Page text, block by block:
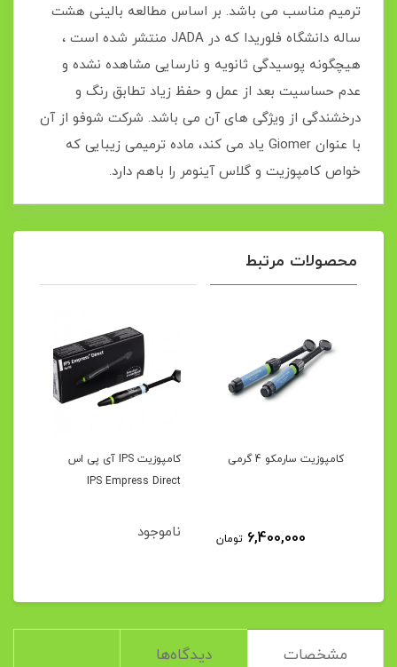
ترمیم مناسب می باشد. بر اساس مطالعه بالینی هشت
ساله دانشگاه فلوریدا که در JADA منتشر شده است ،
هیچگونه پوسیدگی ثانویه و نارسایی مشاهده نشده و
عدم حساسیت بعد از عمل و حفظ زیاد تطابق رنگ و
درخشندگی از ویژگی های آن می باشد. شرکت شوفو از آن
با عنوان Giomer یاد می کند، ماده ترمیمی زیبایی که
خواص کامپوزیت و گلاس آینومر را باهم دارد.
محصولات مرتبط
کامپوزیت سارمکو 4 گرمی
6,400,000 تومان
کامپوزیت IPS آی پی اس
IPS Empress Direct
ناموجود
مشخصات دیدگاه‌ها